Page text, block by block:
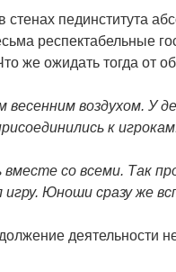
пединститута
респектабельные
же ожидать тогда от
воздухом. У
к
со всеми. Так
игру. Юноши сразу же
деятельности